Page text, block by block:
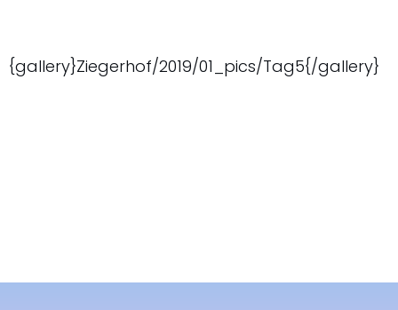
{gallery}Ziegerhof/2019/01_pics/Tag5{/gallery}